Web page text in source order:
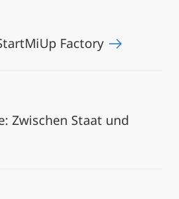
Factory
Zwischen Staat und